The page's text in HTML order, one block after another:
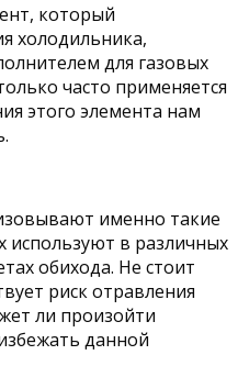
который
холодильника,
для газовых
часто применяется
этого элемента нам
именно такие
используют в различных
обихода. Не стоит
риск отравления
ли произойти
данной